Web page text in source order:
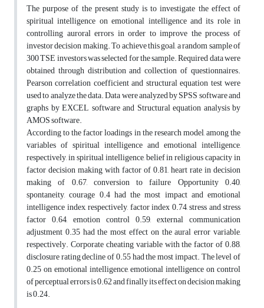
The purpose of the present study is to investigate the effect of
spiritual intelligence on emotional intelligence and its role in
controlling auroral errors in order to improve the process of
investor decision making. To achieve this goal, a random sample of
300 TSE investors was selected for the sample. Required data were
obtained through distribution and collection of questionnaires.
Pearson correlation coefficient and structural equation test were
used to analyze the data. Data were analyzed by SPSS software and
graphs by EXCEL software and Structural equation analysis by
AMOS software.
According to the factor loadings in the research model, among the
variables of spiritual intelligence and emotional intelligence,
respectively, in spiritual intelligence, belief in religious capacity in
factor decision making with factor of 0.81, heart rate in decision
making of 0.67, conversion to failure Opportunity 0.40,
spontaneity, courage 0.4 had the most impact and emotional
intelligence index, respectively, factor index 0.74, stress and stress
factor 0.64, emotion control 0.59, external communication
adjustment 0.35 had the most effect on the aural error variable,
respectively. Corporate cheating variable with the factor of 0.88,
disclosure rating decline of 0.55 had the most impact. The level of
0.25 on emotional intelligence, emotional intelligence on control
of perceptual errors is 0.62 and finally its effect on decision making
is 0.24.